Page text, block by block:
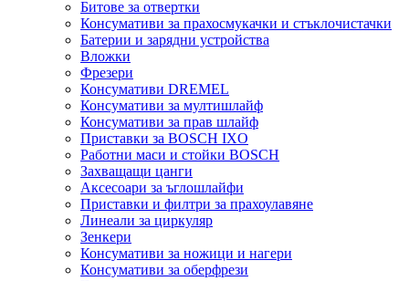
Битове за отвертки
Консумативи за прахосмукачки и стъклочистачки
Батерии и зарядни устройства
Вложки
Фрезери
Консумативи DREMEL
Консумативи за мултишлайф
Консумативи за прав шлайф
Приставки за BOSCH IXO
Работни маси и стойки BOSCH
Захващащи цанги
Аксесоари за ъглошлайфи
Приставки и филтри за прахоулавяне
Линеали за циркуляр
Зенкери
Консумативи за ножици и нагери
Консумативи за оберфрези